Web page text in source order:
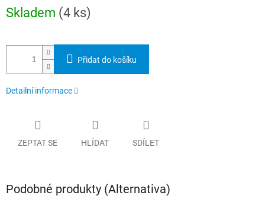
cena:
Skladem (4 ks)
Přidat do košíku
Detailní informace
ZEPTAT SE HLÍDAT SDÍLET
Podobné produkty (Alternativa)